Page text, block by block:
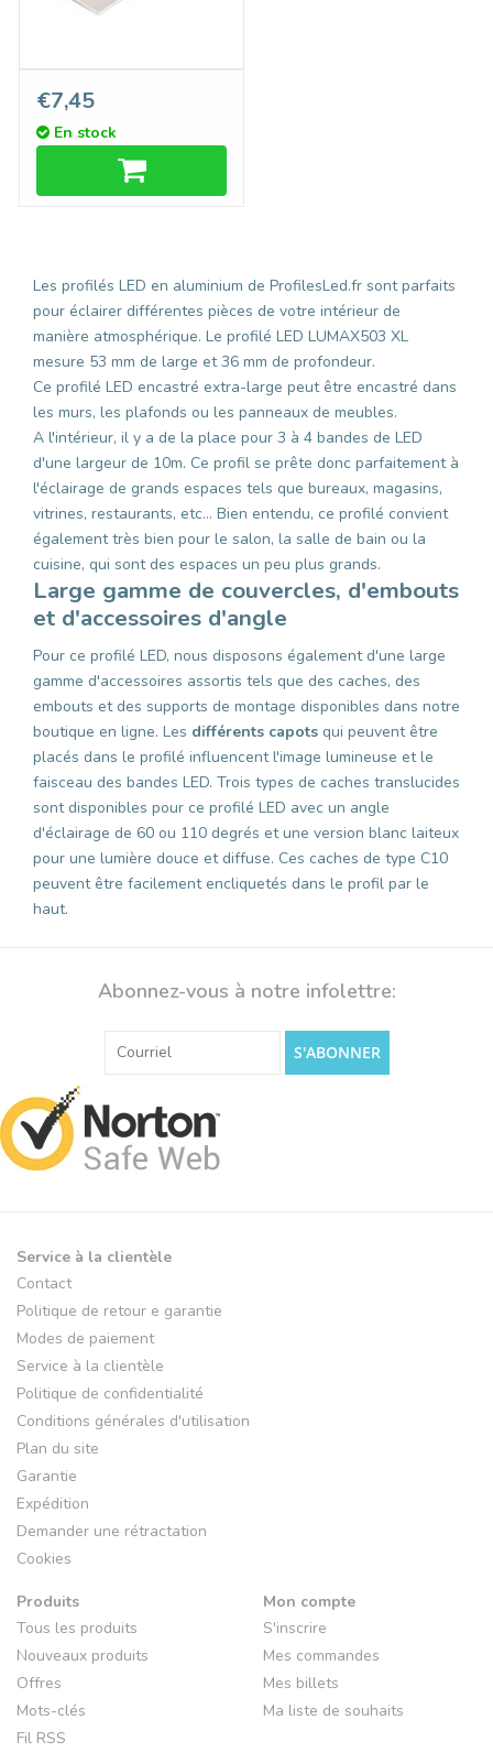
Plaque d'insertion en
aluminium pour bande LED,
longueur 1m ou 2m vr
€7,45
En stock
Les profilés LED en aluminium de ProfilesLed.fr sont parfaits
pour éclairer différentes pièces de votre intérieur de
manière atmosphérique. Le profilé LED LUMAX503 XL
mesure 53 mm de large et 36 mm de profondeur.
Ce profilé LED encastré extra-large peut être encastré dans
les murs, les plafonds ou les panneaux de meubles.
A l'intérieur, il y a de la place pour 3 à 4 bandes de LED
d'une largeur de 10m. Ce profil se prête donc parfaitement à
l'éclairage de grands espaces tels que bureaux, magasins,
vitrines, restaurants, etc... Bien entendu, ce profilé convient
également très bien pour le salon, la salle de bain ou la
cuisine, qui sont des espaces un peu plus grands.
Large gamme de couvercles, d'embouts
et d'accessoires d'angle
Pour ce profilé LED, nous disposons également d'une large
gamme d'accessoires assortis tels que des caches, des
embouts et des supports de montage disponibles dans notre
boutique en ligne. Les différents capots qui peuvent être
placés dans le profilé influencent l'image lumineuse et le
faisceau des bandes LED. Trois types de caches translucides
sont disponibles pour ce profilé LED avec un angle
d'éclairage de 60 ou 110 degrés et une version blanc laiteux
pour une lumière douce et diffuse. Ces caches de type C10
peuvent être facilement encliquetés dans le profil par le
haut.
Abonnez-vous à notre infolettre:
S'ABONNER
Service à la clientèle
Contact
Politique de retour e garantie
Modes de paiement
Service à la clientèle
Politique de confidentialité
Conditions générales d'utilisation
Plan du site
Garantie
Expédition
Demander une rétractation
Cookies
Produits
Tous les produits
Nouveaux produits
Offres
Mots-clés
Fil RSS
Mon compte
S'inscrire
Mes commandes
Mes billets
Ma liste de souhaits